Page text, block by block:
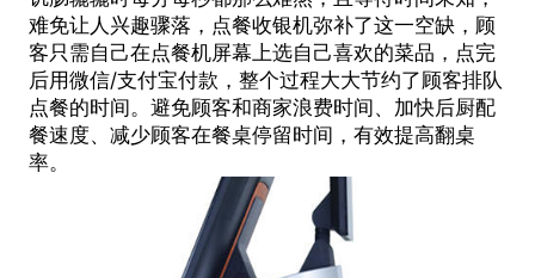
难免让人兴趣骤落，点餐收银机弥补了这一空缺，顾
客只需自己在点餐机屏幕上选自己喜欢的菜品，点完
后用微信/支付宝付款，整个过程大大节约了顾客排队
点餐的时间。避免顾客和商家浪费时间、加快后厨配
餐速度、减少顾客在餐桌停留时间，有效提高翻桌
率。